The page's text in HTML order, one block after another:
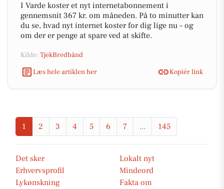
I Varde koster et nyt internetabonnement i
gennemsnit 367 kr. om måneden. På to minutter kan
du se, hvad nyt internet koster for dig lige nu – og
om der er penge at spare ved at skifte.
Kilde: TjekBredbånd
Læs hele artiklen her
Kopiér link
1 2 3 4 5 6 7 ... 145
Det sker
Lokalt nyt
Erhvervsprofil
Mindeord
Lykønskning
Fakta om